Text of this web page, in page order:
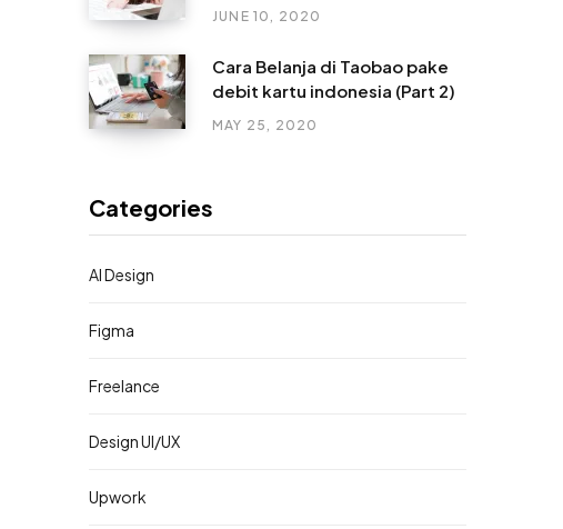
JUNE 10, 2020
Cara Belanja di Taobao pake
debit kartu indonesia (Part 2)
MAY 25, 2020
Categories
AI Design
Figma
Freelance
Design UI/UX
Upwork